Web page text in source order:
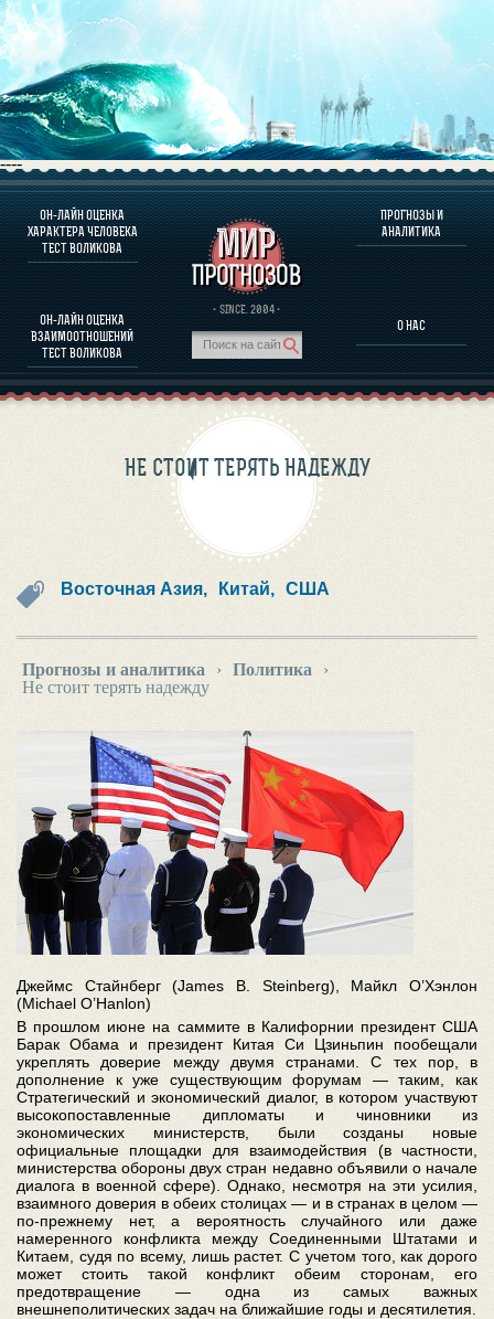
----
ОН-ЛАЙН ОЦЕНКА
ХАРАКТЕРА ЧЕЛОВЕКА
ТЕСТ ВОЛИКОВА
ОН-ЛАЙН ОЦЕНКА
ВЗАИМООТНОШЕНИЙ
ТЕСТ ВОЛИКОВА
· SINCE. 2004 ·
ПРОГНОЗЫ И
АНАЛИТИКА
О НАС
О ПРОГРАММЕ
ОЦЕНКА ХАРАКТЕРA ЧЕЛОВЕКА
ОЦЕНКА ХАРАКТЕРА ВЫДАЮЩИХСЯ ЛИЧНОСТЕЙ
О ПРОГРАММЕ
ПРОГНОЗЫ И АНАЛИТИКА
НЕ СТОИТ ТЕРЯТЬ НАДЕЖДУ
Восточная Азия, Китай, США
Прогнозы и аналитика › Политика
›
Не стоит терять надежду
Джеймс Стайнберг (James B. Steinberg), Майкл O’Хэнлон
(Michael O’Hanlon)
В прошлом июне на саммите в Калифорнии президент США
Барак Обама и президент Китая Си Цзиньпин пообещали
укреплять доверие между двумя странами. С тех пор, в
дополнение к уже существующим форумам — таким, как
Стратегический и экономический диалог, в котором участвуют
высокопоставленные дипломаты и чиновники из
экономических министерств, были созданы новые
официальные площадки для взаимодействия (в частности,
министерства обороны двух стран недавно объявили о начале
диалога в военной сфере). Однако, несмотря на эти усилия,
взаимного доверия в обеих столицах — и в странах в целом —
по-прежнему нет, а вероятность случайного или даже
намеренного конфликта между Соединенными Штатами и
Китаем, судя по всему, лишь растет. С учетом того, как дорого
может стоить такой конфликт обеим сторонам, его
предотвращение — одна из самых важных
внешнеполитических задач на ближайшие годы и десятилетия.